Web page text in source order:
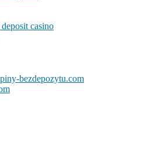
casino
bezdepozytu.com